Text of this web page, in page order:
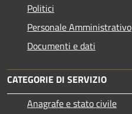
Politici
Personale Amministrativo
Documenti e dati
CATEGORIE DI SERVIZIO
Anagrafe e stato civile